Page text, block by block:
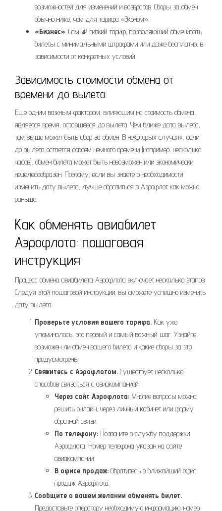
возможностей для изменений и возвратов. Сборы за обмен
обычно ниже, чем для тарифа «Эконом».
«Бизнес»: Самый гибкий тариф, позволяющий обменивать
билеты с минимальными штрафами или даже бесплатно, в
зависимости от конкретных условий.
Зависимость стоимости обмена от
времени до вылета
Еще одним важным фактором, влияющим на стоимость обмена,
является время, оставшееся до вылета. Чем ближе дата вылета,
тем выше может быть сбор за обмен. В некоторых случаях, если
до вылета остается совсем немного времени (например, несколько
часов), обмен билета может быть невозможен или экономически
нецелесообразен. Поэтому, если вы знаете о необходимости
изменить дату вылета, лучше обратиться в Аэрофлот как можно
раньше.
Как обменять авиабилет
Аэрофлота: пошаговая
инструкция
Процесс обмена авиабилета Аэрофлота включает несколько этапов.
Следуя этой пошаговой инструкции, вы сможете успешно изменить
дату вылета:
Проверьте условия вашего тарифа. Как уже
упоминалось, это первый и самый важный шаг. Узнайте,
возможен ли обмен вашего билета и какие сборы за это
предусмотрены.
Свяжитесь с Аэрофлотом. Существует несколько
способов связаться с авиакомпанией:
Через сайт Аэрофлота: Многие вопросы можно
решить онлайн, через личный кабинет или форму
обратной связи.
По телефону: Позвоните в службу поддержки
Аэрофлота. Номер телефона указан на сайте
авиакомпании.
В офисе продаж: Обратитесь в ближайший офис
продаж Аэрофлота.
Сообщите о вашем желании обменять билет.
Предоставьте оператору необходимую информацию: номер